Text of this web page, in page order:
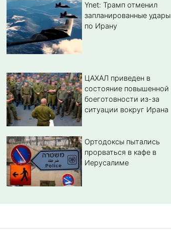
Ynet: Трамп отменил
запланированные удары
по Ирану
ЦАХАЛ приведен в
состояние повышенной
боеготовности из-за
ситуации вокруг Ирана
Ортодоксы пытались
прорваться в кафе в
Иерусалиме